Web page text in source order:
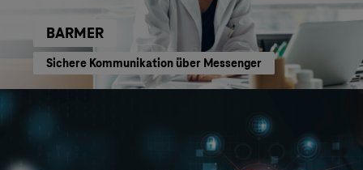
BARMER
Sichere Kommunikation über Messenger